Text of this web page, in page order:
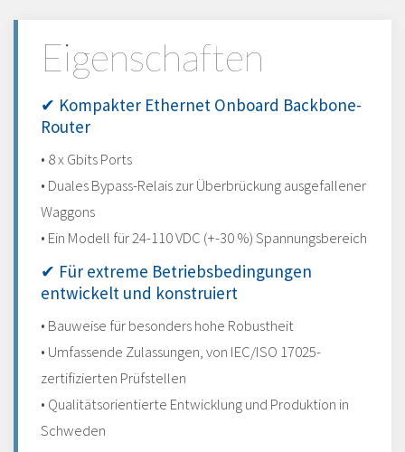
Eigenschaften
✔ Kompakter Ethernet Onboard Backbone-
Router
• 8 x Gbits Ports
• Duales Bypass-Relais zur Überbrückung ausgefallener
Waggons
• Ein Modell für 24-110 VDC (+-30 %) Spannungsbereich
✔ Für extreme Betriebsbedingungen
entwickelt und konstruiert
• Bauweise für besonders hohe Robustheit
• Umfassende Zulassungen, von IEC/ISO 17025-
zertifizierten Prüfstellen
• Qualitätsorientierte Entwicklung und Produktion in
Schweden